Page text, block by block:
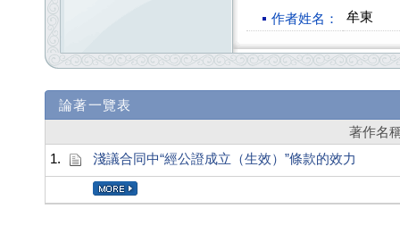
作者姓名： 牟東
論著一覽表
著作名
1.
淺議合同中“經公證成立（生效）”條款的效力